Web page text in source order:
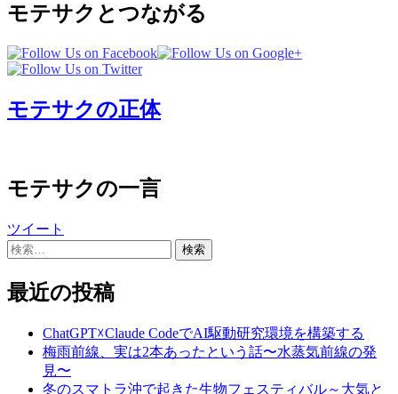
モテサクとつながる
モテサクの正体
モテサクの一言
ツイート
検
最近の投稿
ChatGPT☓Claude CodeでAI駆動研究環境を構築する
梅雨前線、実は2本あったという話〜水蒸気前線の発
見〜
冬のスマトラ沖で起きた生物フェスティバル～大気と